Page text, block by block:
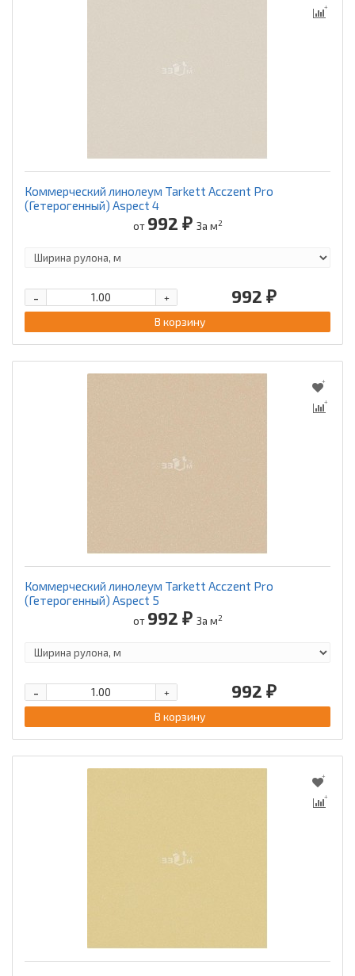
Коммерческий линолеум Tarkett Acczent Pro
(Гетерогенный) Aspect 4
от 992 ₽ За м2
992 ₽
+
-
В корзину
Коммерческий линолеум Tarkett Acczent Pro
(Гетерогенный) Aspect 5
от 992 ₽ За м2
992 ₽
+
-
В корзину